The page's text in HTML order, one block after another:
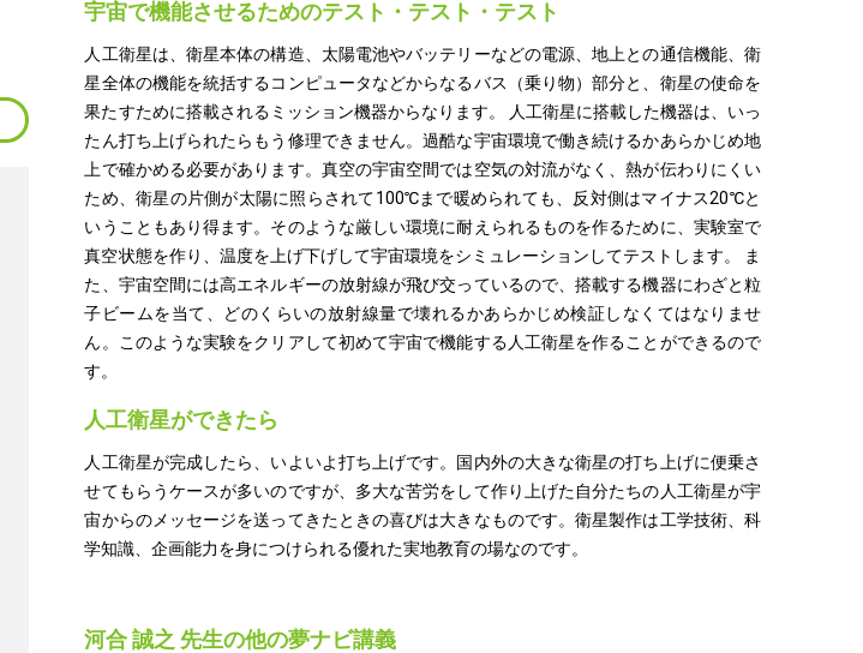
宇宙で機能させるためのテスト・テスト・テスト
人工衛星は、衛星本体の構造、太陽電池やバッテリーなどの電源、地上との通信機能、衛
星全体の機能を統括するコンピュータなどからなるバス（乗り物）部分と、衛星の使命を
果たすために搭載されるミッション機器からなります。 人工衛星に搭載した機器は、いっ
たん打ち上げられたらもう修理できません。過酷な宇宙環境で働き続けるかあらかじめ地
上で確かめる必要があります。真空の宇宙空間では空気の対流がなく、熱が伝わりにくい
ため、衛星の片側が太陽に照らされて100℃まで暖められても、反対側はマイナス20℃と
いうこともあり得ます。そのような厳しい環境に耐えられるものを作るために、実験室で
真空状態を作り、温度を上げ下げして宇宙環境をシミュレーションしてテストします。 ま
た、宇宙空間には高エネルギーの放射線が飛び交っているので、搭載する機器にわざと粒
子ビームを当て、どのくらいの放射線量で壊れるかあらかじめ検証しなくてはなりませ
ん。このような実験をクリアして初めて宇宙で機能する人工衛星を作ることができるので
す。
人工衛星ができたら
人工衛星が完成したら、いよいよ打ち上げです。国内外の大きな衛星の打ち上げに便乗さ
せてもらうケースが多いのですが、多大な苦労をして作り上げた自分たちの人工衛星が宇
宙からのメッセージを送ってきたときの喜びは大きなものです。衛星製作は工学技術、科
学知識、企画能力を身につけられる優れた実地教育の場なのです。
河合 誠之 先生の他の夢ナビ講義